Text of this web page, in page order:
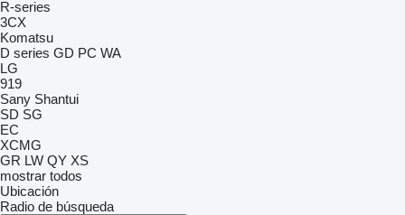
R-series
3CX
Komatsu
D series GD PC WA
LG
919
Sany Shantui
SD SG
EC
XCMG
GR LW QY XS
mostrar todos
Ubicación
Radio de búsqueda